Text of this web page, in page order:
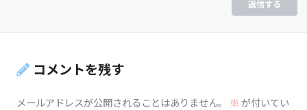
返信する
コメントを残す
メールアドレスが公開されることはありません。 ※が付いてい